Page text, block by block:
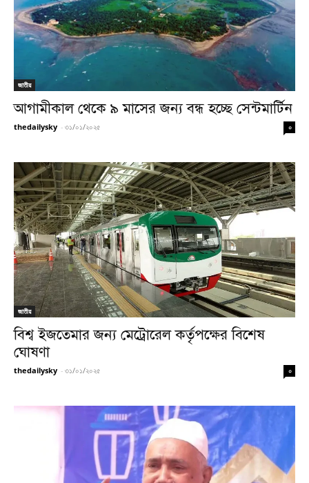
জাতীয়
আগামীকাল থেকে ৯ মাসের জন্য বন্ধ হচ্ছে সেন্টমার্টিন
thedailysky - ৩১/০১/২০২৫ ০
জাতীয়
বিশ্ব ইজতেমার জন্য মেট্রোরেল কর্তৃপক্ষের বিশেষ
ঘোষণা
thedailysky - ৩১/০১/২০২৫ ০